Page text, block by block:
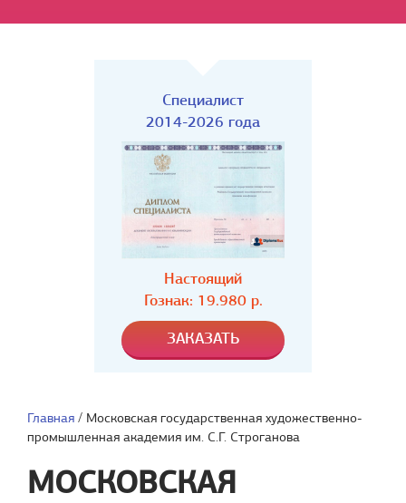
Специалист
2014-2026 года
Настоящий
Гознак: 19.980 р.
Главная / Московская государственная художественно-
промышленная академия им. С.Г. Строганова
МОСКОВСКАЯ